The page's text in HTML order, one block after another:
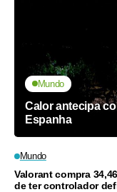
Mundo
Calor antecipa
Espanha
Mundo
Valorant compra
de ter controlador